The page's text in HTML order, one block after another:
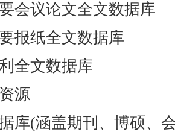
会议论文全文数据库
报纸全文数据库
全文数据库
源
库(涵盖期刊、博硕、